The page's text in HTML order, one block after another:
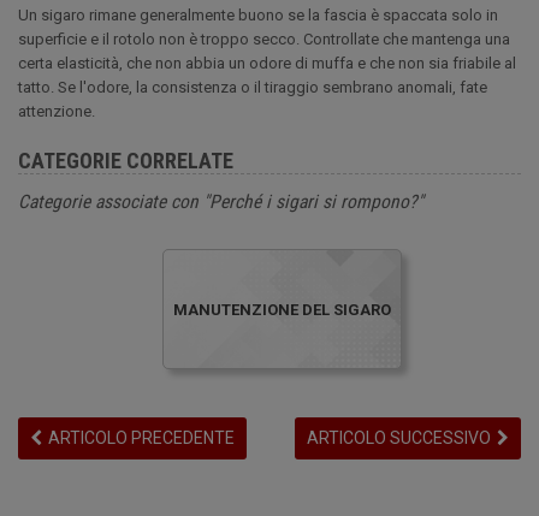
Un sigaro rimane generalmente buono se la fascia è spaccata solo in
superficie e il rotolo non è troppo secco. Controllate che mantenga una
certa elasticità, che non abbia un odore di muffa e che non sia friabile al
tatto. Se l'odore, la consistenza o il tiraggio sembrano anomali, fate
attenzione.
CATEGORIE CORRELATE
Categorie associate con "Perché i sigari si rompono?"
MANUTENZIONE DEL SIGARO
ARTICOLO PRECEDENTE ARTICOLO SUCCESSIVO